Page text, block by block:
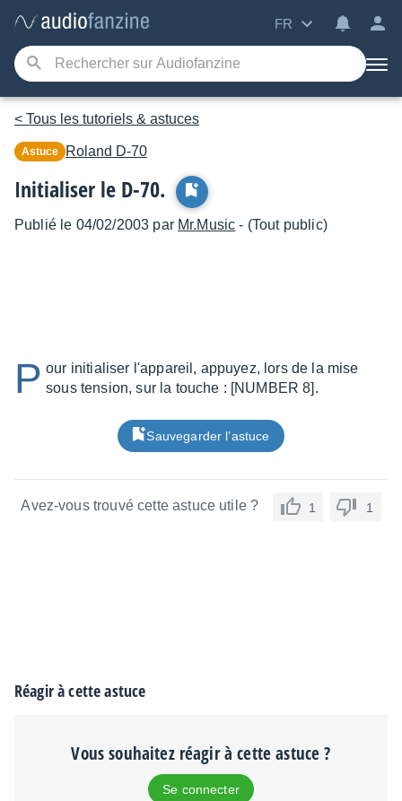
FR
< Tous les tutoriels & astuces
Astuce Roland D-70
Initialiser le D-70.
Publié le 04/02/2003 par Mr.Music - (Tout public)
P our initialiser l'appareil, appuyez, lors de la mise
sous tension, sur la touche : [NUMBER 8].
Sauvegarder l’astuce
Avez-vous trouvé cette astuce utile ? 1 1
Réagir à cette astuce
Vous souhaitez réagir à cette astuce ?
Se connecter